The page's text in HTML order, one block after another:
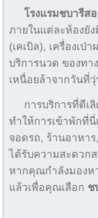
โรงแรมชบารีส
ภายในแต่ละห้องยั
(เคเบิล), เครื่องเป่
บริการนวด ของทา
เหนื่อยล้าจากวันที่
การบริการที่ดีเ
ทำให้การเข้าพักที่
จอดรถ, ร้านอาหา
ได้รับความสะดวก
หากคุณกำลังมองห
แล้วเพื่อคุณเลือก ช